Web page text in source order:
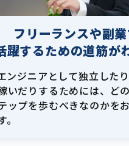
フリーランスや副業
躍するための道筋が
ンジニアとして独立した
いだりするためには、ど
ップを歩むべきなのかを
。